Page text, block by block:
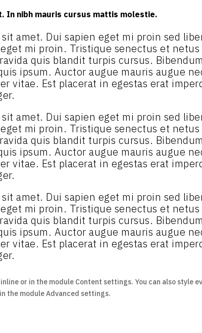
In nibh mauris cursus mattis molestie.
amet. Dui sapien eget mi proin sed
mi proin. Tristique senectus et
quis blandit turpis cursus.
ipsum. Auctor augue mauris augue
vitae. Est placerat in egestas erat
amet. Dui sapien eget mi proin sed
mi proin. Tristique senectus et
quis blandit turpis cursus.
ipsum. Auctor augue mauris augue
vitae. Est placerat in egestas erat
amet. Dui sapien eget mi proin sed
mi proin. Tristique senectus et
quis blandit turpis cursus.
ipsum. Auctor augue mauris augue
vitae. Est placerat in egestas erat
or in the module Content settings. You can also style
the module Advanced settings.